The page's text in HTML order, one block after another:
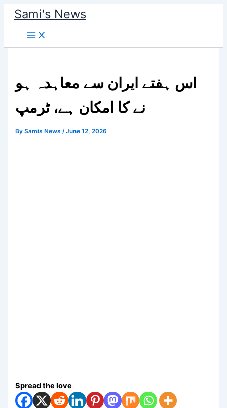
Skip
content
Sami's News
اس ہفتے ایران سے معاہدہ ہو
نے کا امکان ہے، ٹرمپ
BySamis News/June 12, 2026
Spread the love